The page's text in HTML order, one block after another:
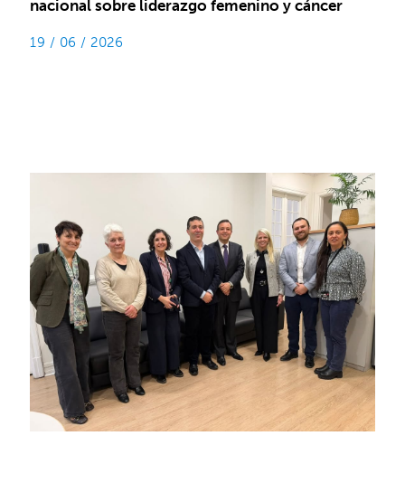
nacional sobre liderazgo femenino y cáncer
19 / 06 / 2026